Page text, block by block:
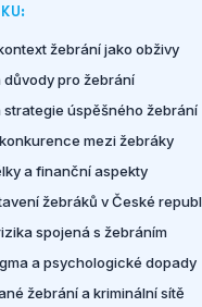
žebrání jako obživy
důvody pro žebrání
strategie úspěšného žebrání
mezi žebráky
a finanční aspekty
žebráků v České
spojená s žebráním
a psychologické dopady
žebrání a kriminální sítě